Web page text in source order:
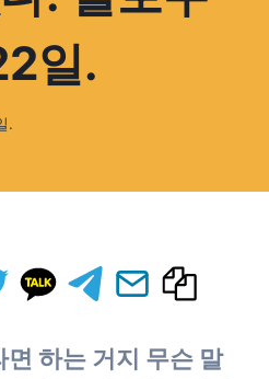
일.
.
하는 거지 무슨 말